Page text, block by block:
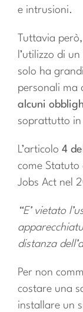
e intrusioni.
Tuttavia
l’utilizzo di
solo ha
personali ma
alcuni
soprattutto in
L’articolo 4
come Statuto
Jobs Act nel
“E’ vietato
distanza
Per non
costare una
installare un